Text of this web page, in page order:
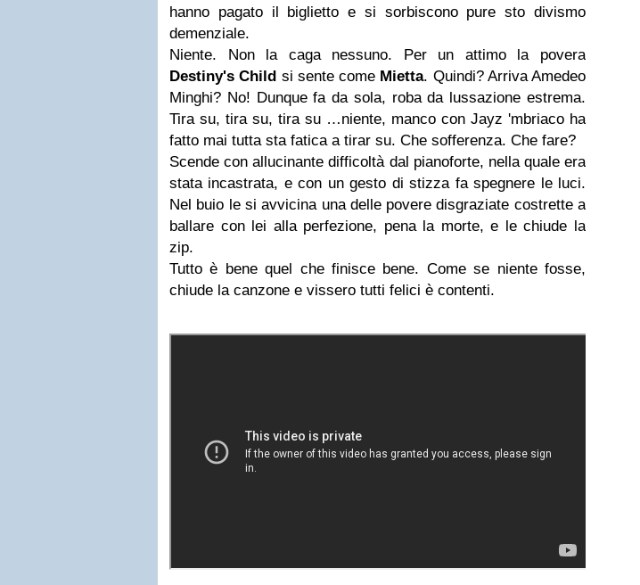
hanno pagato il biglietto e si sorbiscono pure sto divismo
demenziale.
Niente. Non la caga nessuno. Per un attimo la povera
Destiny's Child si sente come Mietta. Quindi? Arriva Amedeo
Minghi? No! Dunque fa da sola, roba da lussazione estrema.
Tira su, tira su, tira su …niente, manco con Jayz 'mbriaco ha
fatto mai tutta sta fatica a tirar su. Che sofferenza. Che fare?
Scende con allucinante difficoltà dal pianoforte, nella quale era
stata incastrata, e con un gesto di stizza fa spegnere le luci.
Nel buio le si avvicina una delle povere disgraziate costrette a
ballare con lei alla perfezione, pena la morte, e le chiude la
zip.
Tutto è bene quel che finisce bene. Come se niente fosse,
chiude la canzone e vissero tutti felici è contenti.